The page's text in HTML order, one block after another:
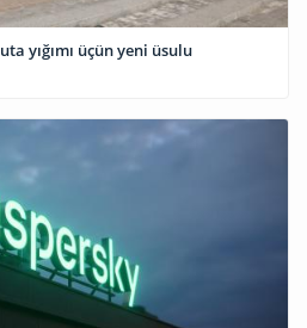
yığımı üçün yeni üsulu